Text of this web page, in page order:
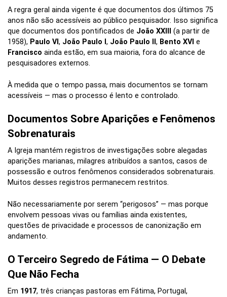
A regra geral ainda vigente é que documentos dos últimos 75
anos não são acessíveis ao público pesquisador. Isso significa
que documentos dos pontificados de João XXIII
(a partir de
1958), Paulo VI, João Paulo I , João Paulo II , Bento XVI e
Francisco ainda estão, em sua maioria, fora do alcance de
pesquisadores externos.
À medida que o tempo passa, mais documentos se tornam
acessíveis — mas o processo é lento e controlado.
Documentos Sobre Aparições e Fenômenos
Sobrenaturais
A Igreja mantém registros de investigações sobre alegadas
aparições marianas, milagres atribuídos a santos, casos de
possessão e outros fenômenos considerados sobrenaturais.
Muitos desses registros permanecem restritos.
Não necessariamente por serem “perigosos” — mas porque
envolvem pessoas vivas ou famílias ainda existentes,
questões de privacidade e processos de canonização em
andamento.
O Terceiro Segredo de Fátima — O Debate
Que Não Fecha
Em 1917, três crianças pastoras em Fátima, Portugal,